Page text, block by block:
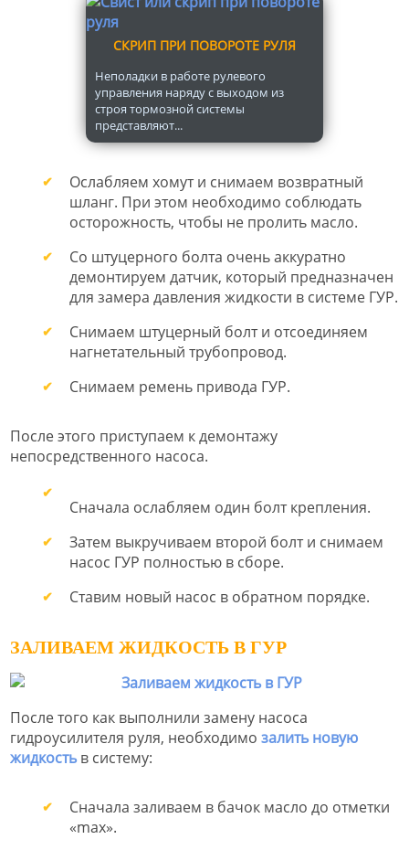
СКРИП ПРИ ПОВОРОТЕ РУЛЯ
Неполадки в работе рулевого
управления наряду с выходом из
строя тормозной системы
представляют...
Ослабляем хомут и снимаем возвратный
шланг. При этом необходимо соблюдать
осторожность, чтобы не пролить масло.
Со штуцерного болта очень аккуратно
демонтируем датчик, который предназначен
для замера давления жидкости в системе ГУР.
Снимаем штуцерный болт и отсоединяем
нагнетательный трубопровод.
Снимаем ремень привода ГУР.
После этого приступаем к демонтажу
непосредственного насоса.
Сначала ослабляем один болт крепления.
Затем выкручиваем второй болт и снимаем
насос ГУР полностью в сборе.
Ставим новый насос в обратном порядке.
ЗАЛИВАЕМ ЖИДКОСТЬ В ГУР
После того как выполнили замену насоса
гидроусилителя руля, необходимо залить новую
жидкостьв систему:
Сначала заливаем в бачок масло до отметки
«max».